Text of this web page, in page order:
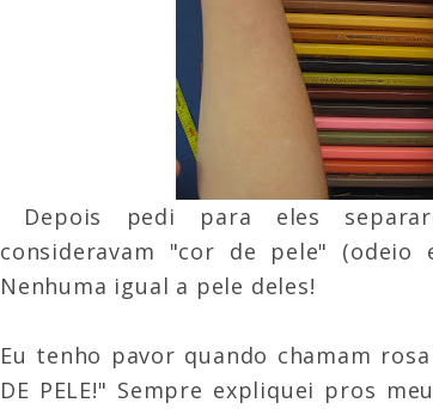
Depois pedi para eles
consideravam "cor de pele" (odeio
Nenhuma igual a pele deles!
Eu tenho pavor quando chamam
DE PELE!" Sempre expliquei pros